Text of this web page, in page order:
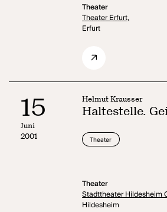
Theater
Theater Erfurt,
Erfurt
15
Juni
2001
Helmut Krausser
Haltestelle.
Theater
Theater
Stadttheater Hildesheim
Hildesheim